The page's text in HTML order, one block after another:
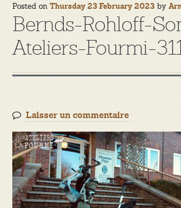
Posted on Thursday 23 February 2023by
Bernds-Rohloff-
Ateliers-Fourmi-
Laisser un commentaire